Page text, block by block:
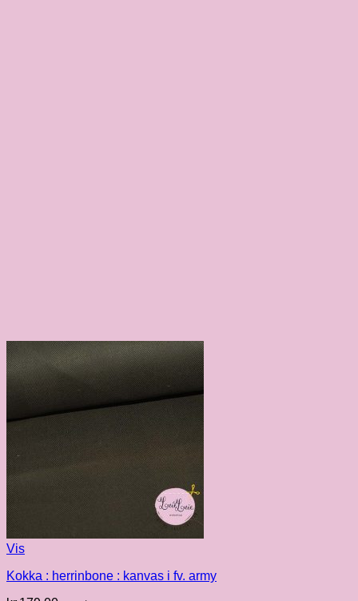
Vis
Kokka : herrinbone : kanvas i fv. army